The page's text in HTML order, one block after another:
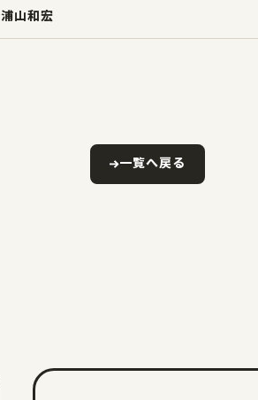
浦山和宏
一覧へ戻る